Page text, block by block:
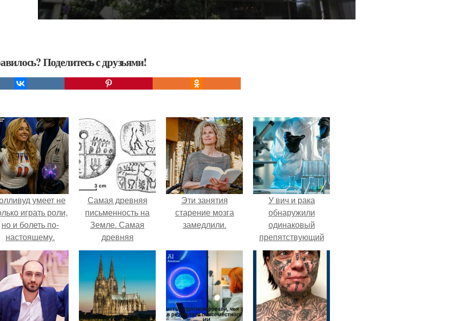
Поделитесь с друзьями!
умеет не
играть роли,
но и болеть по-
настоящему.
Самая древняя
письменность на
Земле. Самая
древняя
письменность.
Эти занятия
старение мозга
замедлили.
У вич и рака
обнаружили
одинаковый
препятствующий
лечению механизм.